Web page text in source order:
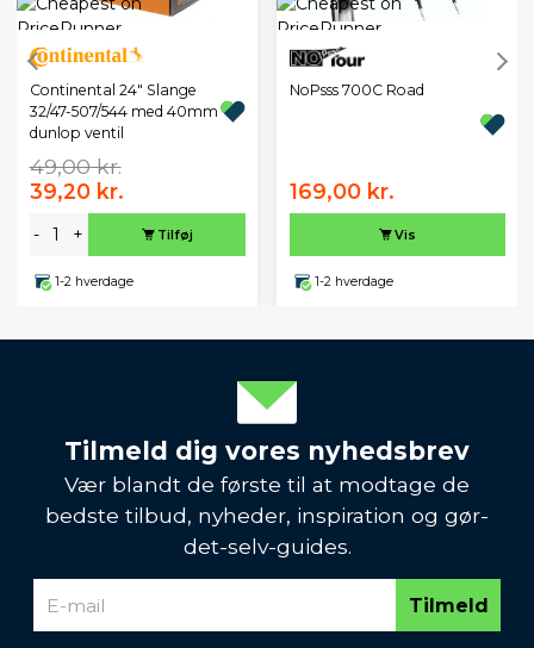
Continental 24" Slange
32/47-507/544 med 40mm
dunlop ventil
49,00 kr.
39,20 kr.
- + Tilføj
1-2 hverdage
NoPsss 700C Road
169,00 kr.
Vis
1-2 hverdage
Tilmeld dig vores nyhedsbrev
Vær blandt de første til at modtage de
bedste tilbud, nyheder, inspiration og gør-
det-selv-guides.
Tilmeld